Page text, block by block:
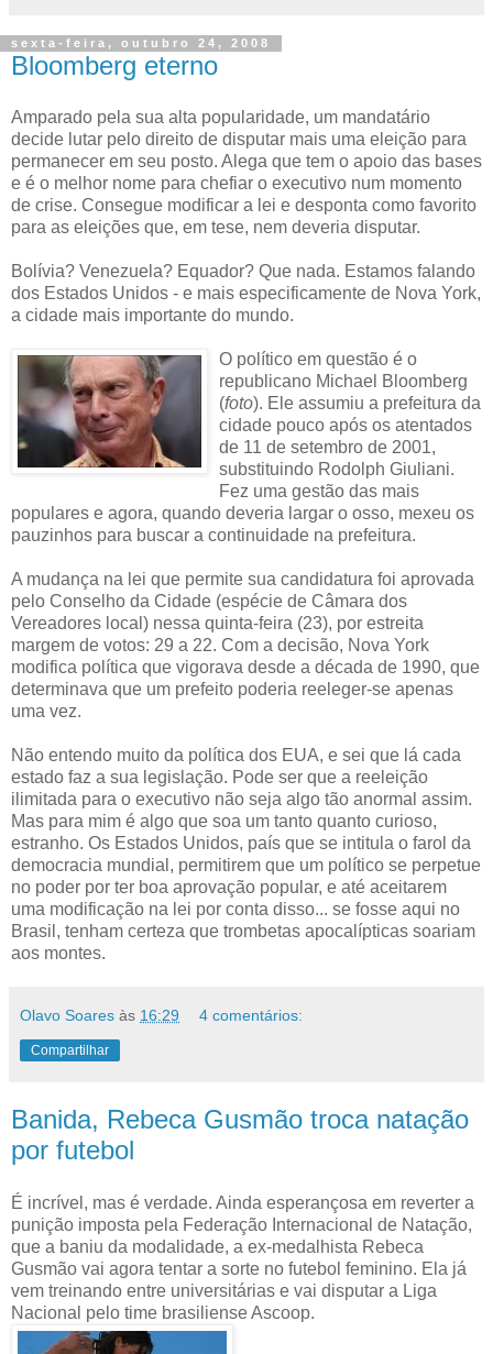
sexta-feira, outubro 24, 2008
Bloomberg eterno
Amparado pela sua alta popularidade, um mandatário
decide lutar pelo direito de disputar mais uma eleição para
permanecer em seu posto. Alega que tem o apoio das bases
e é o melhor nome para chefiar o executivo num momento
de crise. Consegue modificar a lei e desponta como favorito
para as eleições que, em tese, nem deveria disputar.
Bolívia? Venezuela? Equador? Que nada. Estamos falando
dos Estados Unidos - e mais especificamente de Nova York,
a cidade mais importante do mundo.
O político em questão é o
republicano Michael Bloomberg
(foto). Ele assumiu a prefeitura da
cidade pouco após os atentados
de 11 de setembro de 2001,
substituindo Rodolph Giuliani.
Fez uma gestão das mais
populares e agora, quando deveria largar o osso, mexeu os
pauzinhos para buscar a continuidade na prefeitura.
A mudança na lei que permite sua candidatura foi aprovada
pelo Conselho da Cidade (espécie de Câmara dos
Vereadores local) nessa quinta-feira (23), por estreita
margem de votos: 29 a 22. Com a decisão, Nova York
modifica política que vigorava desde a década de 1990, que
determinava que um prefeito poderia reeleger-se apenas
uma vez.
Não entendo muito da política dos EUA, e sei que lá cada
estado faz a sua legislação. Pode ser que a reeleição
ilimitada para o executivo não seja algo tão anormal assim.
Mas para mim é algo que soa um tanto quanto curioso,
estranho. Os Estados Unidos, país que se intitula o farol da
democracia mundial, permitirem que um político se perpetue
no poder por ter boa aprovação popular, e até aceitarem
uma modificação na lei por conta disso... se fosse aqui no
Brasil, tenham certeza que trombetas apocalípticas soariam
aos montes.
Olavo Soares às 16:29 4 comentários:
Compartilhar
Banida, Rebeca Gusmão troca natação
por futebol
É incrível, mas é verdade. Ainda esperançosa em reverter a
punição imposta pela Federação Internacional de Natação,
que a baniu da modalidade, a ex-medalhista Rebeca
Gusmão vai agora tentar a sorte no futebol feminino. Ela já
vem treinando entre universitárias e vai disputar a Liga
Nacional pelo time brasiliense Ascoop.